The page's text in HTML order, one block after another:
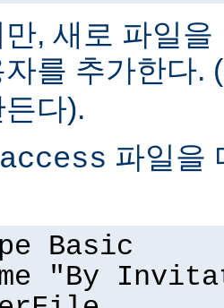
, 새로 파일
를 추가한다. (
다).
파일을
Basic
"By